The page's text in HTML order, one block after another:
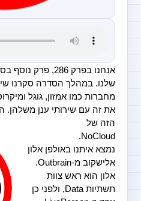
הזה של
NoCloud.
אלון הוא ראש צוות